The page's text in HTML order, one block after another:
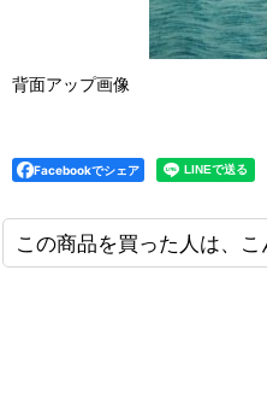
背面アップ画像
Facebookでシェア
この商品を買った人は、